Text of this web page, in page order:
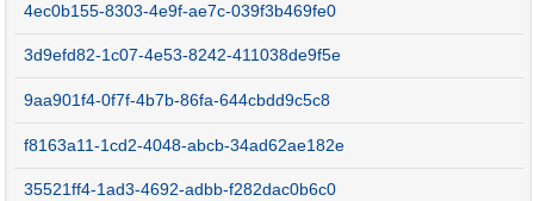
4ec0b155-8303-4e9f-ae7c-039f3b469fe0
3d9efd82-1c07-4e53-8242-411038de9f5e
9aa901f4-0f7f-4b7b-86fa-644cbdd9c5c8
f8163a11-1cd2-4048-abcb-34ad62ae182e
35521ff4-1ad3-4692-adbb-f282dac0b6c0